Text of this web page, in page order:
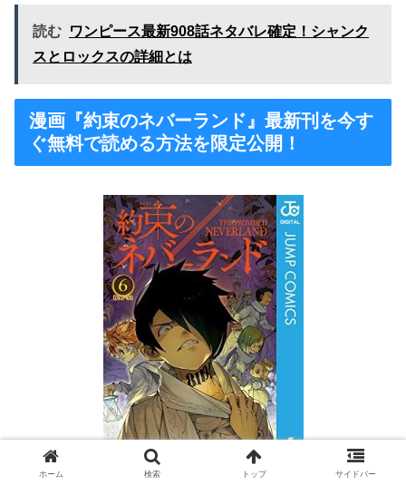
読む ワンピース最新908話ネタバレ確定！シャンク
スとロックスの詳細とは
漫画『約束のネバーランド』最新刊を今す
ぐ無料で読める方法を限定公開！
ホーム 検索 トップ サイドバー